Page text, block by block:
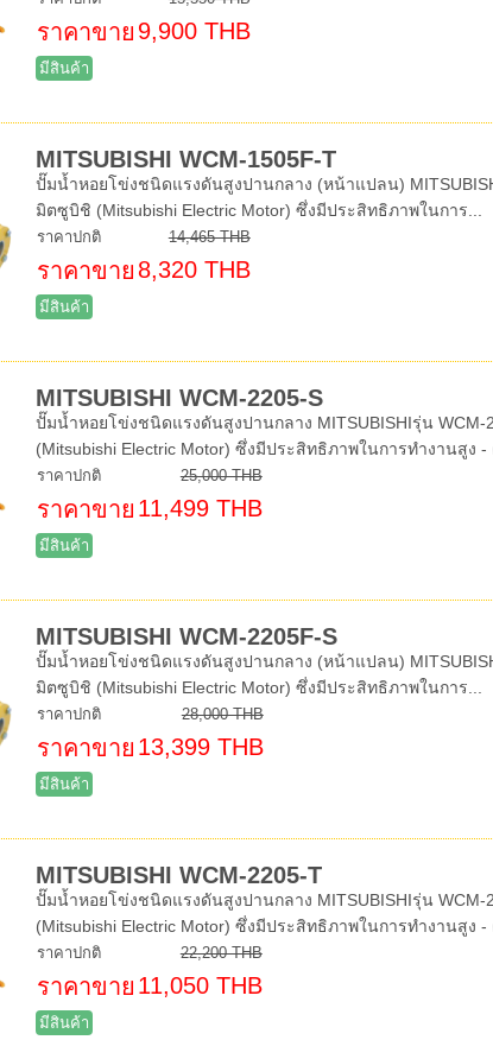
ราคาขาย 9,900 THB
มีสินค้า
MITSUBISHI WCM-1505F-T
ปั๊มน้ำหอยโข่งชนิดแรงดันสูงปานกลาง (หน้าแปลน)
มิตซูบิชิ (Mitsubishi Electric Motor) ซึ่งมีประสิทธิภาพในการ...
ราคาปกติ 14,465 THB
ราคาขาย 8,320 THB
มีสินค้า
MITSUBISHI WCM-2205-S
ปั๊มน้ำหอยโข่งชนิดแรงดันสูงปานกลาง MITSUBISHIรุ่น
(Mitsubishi Electric Motor) ซึ่งมีประสิทธิภาพในการทำงานสูง -
ราคาปกติ 25,000 THB
ราคาขาย 11,499 THB
มีสินค้า
MITSUBISHI WCM-2205F-S
ปั๊มน้ำหอยโข่งชนิดแรงดันสูงปานกลาง (หน้าแปลน)
มิตซูบิชิ (Mitsubishi Electric Motor) ซึ่งมีประสิทธิภาพในการ...
ราคาปกติ 28,000 THB
ราคาขาย 13,399 THB
มีสินค้า
MITSUBISHI WCM-2205-T
ปั๊มน้ำหอยโข่งชนิดแรงดันสูงปานกลาง MITSUBISHIรุ่น
(Mitsubishi Electric Motor) ซึ่งมีประสิทธิภาพในการทำงานสูง -
ราคาปกติ 22,200 THB
ราคาขาย 11,050 THB
มีสินค้า